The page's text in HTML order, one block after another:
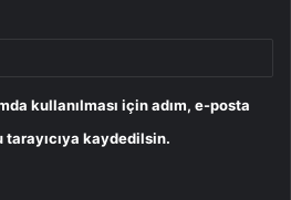
kullanılması için adım, e-posta
kaydedilsin.